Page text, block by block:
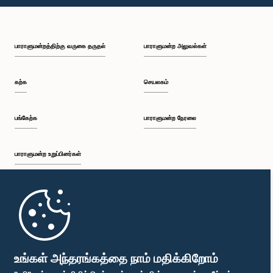
உங்கள் அந்தரங்கத்தை நாம் மதிக்கிறோம்
பி.ப. 1:49 - பி.ப. 1:56
பி.ப. 2:05 - பி.ப. 2:29
பி.ப. 2:54 - பி.ப. 3:09
பாராளுமன்றத்திற்கு வருகை தருதல்
கற்க
பங்கேற்க
பாராளுமன்ற உறுப்பினர்கள்
முதற்பக்கம்
பாராளுமன்ற அலுவல்கள்
செயலகம்
பாராளுமன்ற நேரலை
பாராளுமன்ற கையடக்க செயலி